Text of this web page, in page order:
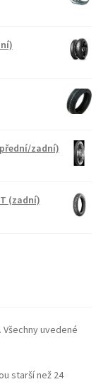
zadní)
(zadní)
Všechny uvedené
starší než 24